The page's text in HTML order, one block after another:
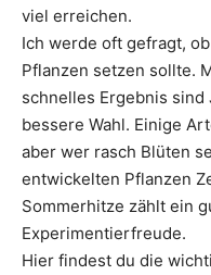
viel erreichen.
Ich werde oft gefragt,
Pflanzen setzen sollte.
schnelles Ergebnis
bessere Wahl. Einige
aber wer rasch Blüten
entwickelten Pflanzen
Sommerhitze zählt ein
Experimentierfreude.
Hier findest du die